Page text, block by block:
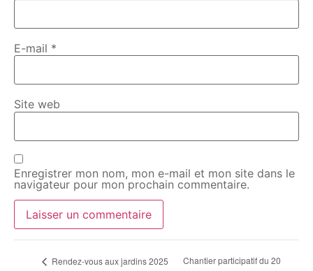
E-mail *
Site web
Enregistrer mon nom, mon e-mail et mon site dans le
navigateur pour mon prochain commentaire.
Rendez-vous aux jardins 2025
Chantier participatif du 20